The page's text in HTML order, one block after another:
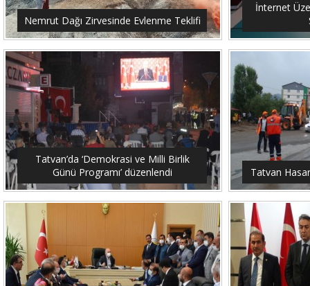
Nemrut Dağı Zirvesinde Evlenme Teklifi
İnternet
Tatvan’da ‘Demokrasi ve Milli Birlik
Günü Programı’ düzenlendi
Tatvan Hasar